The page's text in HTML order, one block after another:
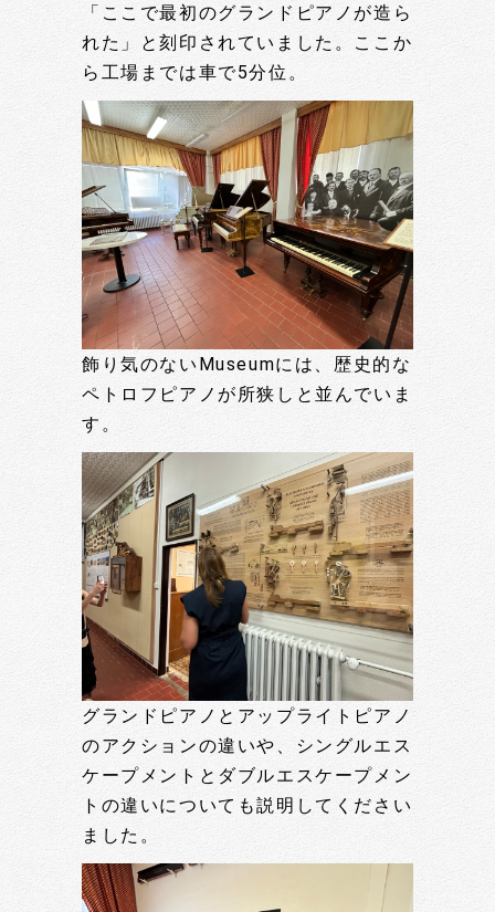
「ここで最初のグランドピアノが造ら
れた」と刻印されていました。ここか
ら工場までは車で5分位。
飾り気のないMuseumには、歴史的な
ペトロフピアノが所狭しと並んでいま
す。
グランドピアノとアップライトピアノ
のアクションの違いや、シングルエス
ケープメントとダブルエスケープメン
トの違いについても説明してください
ました。